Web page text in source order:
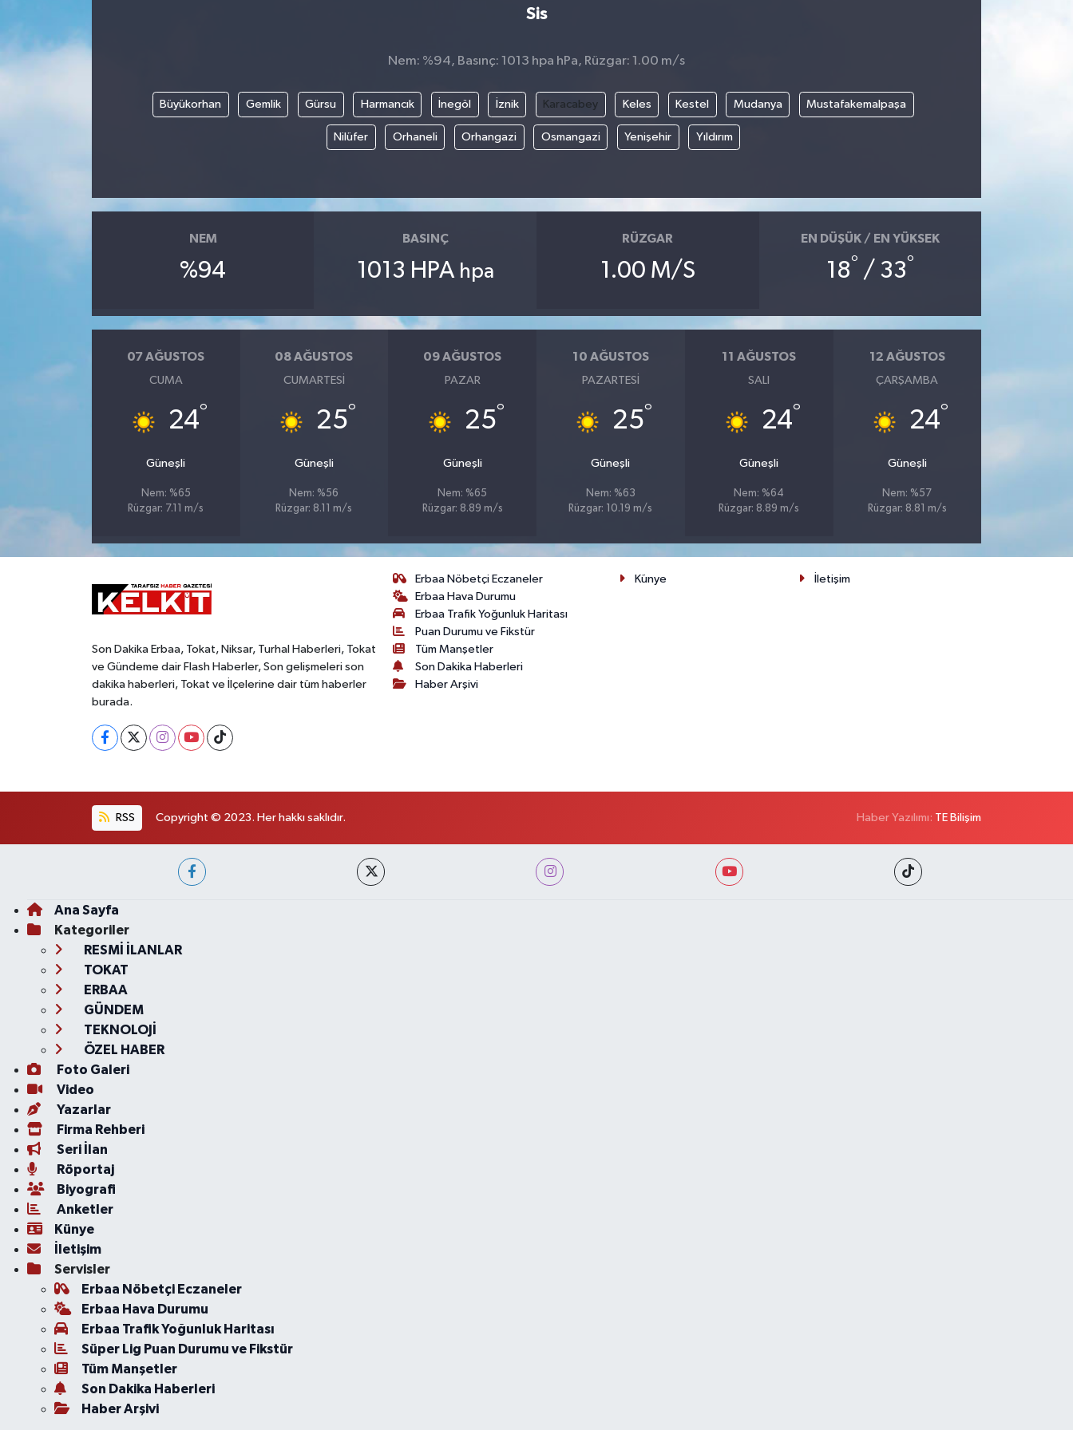
Sis
Nem: %94, Basınç: 1013 hpa hPa, Rüzgar: 1.00 m/s
Büyükorhan Gemlik Gürsu Harmancık İnegöl İznik Karacabey Keles Kestel Mudanya Mustafakemalpaşa
Nilüfer Orhaneli Orhangazi Osmangazi Yenişehir Yıldırım
NEM
%94
BASINÇ
1013 HPA hpa
RÜZGAR
1.00 M/S
EN DÜŞÜK / EN YÜKSEK
18° / 33°
07 AĞUSTOS
CUMA
24°
Güneşli
Nem: %65
Rüzgar: 7.11 m/s
08 AĞUSTOS
CUMARTESI
25°
Güneşli
Nem: %56
Rüzgar: 8.11 m/s
09 AĞUSTOS
PAZAR
25°
Güneşli
Nem: %65
Rüzgar: 8.89 m/s
10 AĞUSTOS
PAZARTESI
25°
Güneşli
Nem: %63
Rüzgar: 10.19 m/s
11 AĞUSTOS
SALI
24°
Güneşli
Nem: %64
Rüzgar: 8.89 m/s
12 AĞUSTOS
ÇARŞAMBA
24°
Güneşli
Nem: %57
Rüzgar: 8.81 m/s
Son Dakika Erbaa, Tokat, Niksar, Turhal Haberleri, Tokat
ve Gündeme dair Flash Haberler, Son gelişmeleri son
dakika haberleri, Tokat ve İlçelerine dair tüm haberler
burada.
Erbaa Nöbetçi Eczaneler
Erbaa Hava Durumu
Erbaa Trafik Yoğunluk Haritası
Puan Durumu ve Fikstür
Tüm Manşetler
Son Dakika Haberleri
Haber Arşivi
Künye İletişim
RSS Copyright © 2023. Her hakkı saklıdır. Haber Yazılımı: TE Bilişim
Ana Sayfa
Kategoriler
RESMİ İLANLAR
TOKAT
ERBAA
GÜNDEM
TEKNOLOJİ
ÖZEL HABER
Foto Galeri
Video
Yazarlar
Firma Rehberi
Seri İlan
Röportaj
Biyografi
Anketler
Künye
İletişim
Servisler
Erbaa Nöbetçi Eczaneler
Erbaa Hava Durumu
Erbaa Trafik Yoğunluk Haritası
Süper Lig Puan Durumu ve Fikstür
Tüm Manşetler
Son Dakika Haberleri
Haber Arşivi